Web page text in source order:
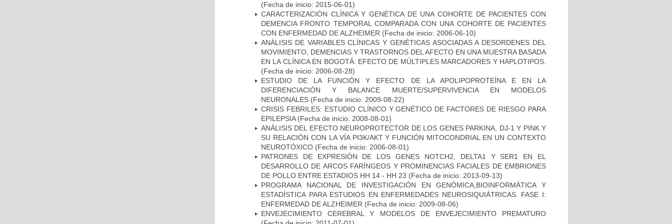
(Fecha de inicio: 2015-06-01)
CARACTERIZACIÓN CLÍNICA Y GENÉTICA DE UNA COHORTE DE PACIENTES CON
DEMENCIA FRONTO TEMPORAL COMPARADA CON UNA COHORTE DE PACIENTES
CON ENFERMEDAD DE ALZHEIMER (Fecha de inicio: 2006-06-10)
ANÁLISIS DE VARIABLES CLÍNICAS Y GENÉTICAS ASOCIADAS A DESORDENES DEL
MOVIMIENTO, DEMENCIAS Y TRASTORNOS DEL AFECTO EN UNA MUESTRA BASADA
EN LA CLÍNICA EN BOGOTÁ: EFECTO DE MÚLTIPLES MARCADORES Y HAPLOTIPOS.
(Fecha de inicio: 2006-08-28)
ESTUDIO DE LA FUNCIÓN Y EFECTO DE LA APOLIPOPROTEÍNA E EN LA
DIFERENCIACIÓN Y BALANCE MUERTE/SUPERVIVENCIA EN MODELOS
NEURONALES (Fecha de inicio: 2009-08-22)
CRISIS FEBRILES: ESTUDIO CLÍNICO Y GENÉTICO DE FACTORES DE RIESGO PARA
EPILEPSIA(Fecha de inicio: 2008-08-01)
ANÁLISIS DEL EFECTO NEUROPROTECTOR DE LOS GENES PARKINA, DJ-1 Y PINK Y
SU RELACIÓN CON LA VÍA PI3K/AKT Y FUNCIÓN MITOCONDRIAL EN UN CONTEXTO
NEUROTÓXICO (Fecha de inicio: 2006-08-01)
PATRONES DE EXPRESIÓN DE LOS GENES NOTCH2, DELTA1 Y SER1 EN EL
DESARROLLO DE ARCOS FARÍNGEOS Y PROMINENCIAS FACIALES DE EMBRIONES
DE POLLO ENTRE ESTADIOS HH 14 - HH 23 (Fecha de inicio: 2013-09-13)
PROGRAMA NACIONAL DE INVESTIGACIÓN EN GENÓMICA,BIOINFORMÁTICA Y
ESTADÍSTICA PARA ESTUDIOS EN ENFERMEDADES NEUROSIQUIÁTRICAS. FASE I:
ENFERMEDAD DE ALZHEIMER (Fecha de inicio: 2009-08-06)
ENVEJECIMIENTO CEREBRAL Y MODELOS DE ENVEJECIMIENTO PREMATURO